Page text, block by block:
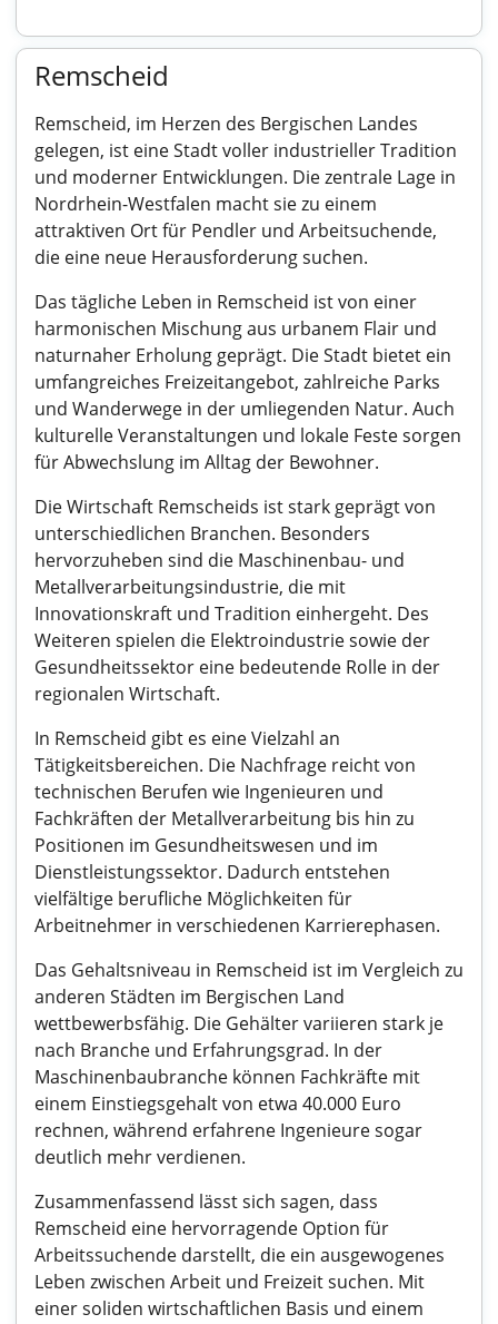
Remscheid
Remscheid, im Herzen des Bergischen Landes
gelegen, ist eine Stadt voller industrieller Tradition
und moderner Entwicklungen. Die zentrale Lage in
Nordrhein-Westfalen macht sie zu einem
attraktiven Ort für Pendler und Arbeitsuchende,
die eine neue Herausforderung suchen.
Das tägliche Leben in Remscheid ist von einer
harmonischen Mischung aus urbanem Flair und
naturnaher Erholung geprägt. Die Stadt bietet ein
umfangreiches Freizeitangebot, zahlreiche Parks
und Wanderwege in der umliegenden Natur. Auch
kulturelle Veranstaltungen und lokale Feste sorgen
für Abwechslung im Alltag der Bewohner.
Die Wirtschaft Remscheids ist stark geprägt von
unterschiedlichen Branchen. Besonders
hervorzuheben sind die Maschinenbau- und
Metallverarbeitungsindustrie, die mit
Innovationskraft und Tradition einhergeht. Des
Weiteren spielen die Elektroindustrie sowie der
Gesundheitssektor eine bedeutende Rolle in der
regionalen Wirtschaft.
In Remscheid gibt es eine Vielzahl an
Tätigkeitsbereichen. Die Nachfrage reicht von
technischen Berufen wie Ingenieuren und
Fachkräften der Metallverarbeitung bis hin zu
Positionen im Gesundheitswesen und im
Dienstleistungssektor. Dadurch entstehen
vielfältige berufliche Möglichkeiten für
Arbeitnehmer in verschiedenen Karrierephasen.
Das Gehaltsniveau in Remscheid ist im Vergleich zu
anderen Städten im Bergischen Land
wettbewerbsfähig. Die Gehälter variieren stark je
nach Branche und Erfahrungsgrad. In der
Maschinenbaubranche können Fachkräfte mit
einem Einstiegsgehalt von etwa 40.000 Euro
rechnen, während erfahrene Ingenieure sogar
deutlich mehr verdienen.
Zusammenfassend lässt sich sagen, dass
Remscheid eine hervorragende Option für
Arbeitssuchende darstellt, die ein ausgewogenes
Leben zwischen Arbeit und Freizeit suchen. Mit
einer soliden wirtschaftlichen Basis und einem